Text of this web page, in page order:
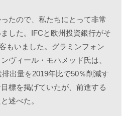
たので、私たちにとって非常
した。IFCと欧州投資銀行がそ
もいました。グラミンフォン
ヴィール・モハメッド氏は、
出量を2019年比で50％削減す
標を掲げていたが、前進する
述べた。